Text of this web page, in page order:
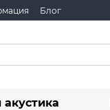
Блог